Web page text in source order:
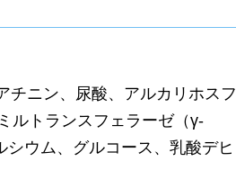
チニン、尿酸、アルカリホスフ
ルトランスフェラーゼ（γ-
ウム、グルコース、乳酸デヒ